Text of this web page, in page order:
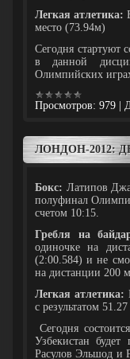
Легкая атлетика:
место (73.94м)
Сегодня стартуют
в данной
Олимпийских
Просмотров: 979
ЛОНДОН-2012:
Бокс: Латипов
полуфинал
счетом 10:15.
Гребля на
одиночке на
(2:00.584) и не
на дистанции 200
Легкая атлетика:
с результатом
Сегодня
Узбекистан
Расулов Эльшод и